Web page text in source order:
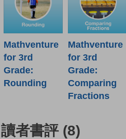
Mathventure
for 3rd
Grade:
Rounding
Mathventure
for 3rd
Grade:
Comparing
Fractions
讀者書評 (8)